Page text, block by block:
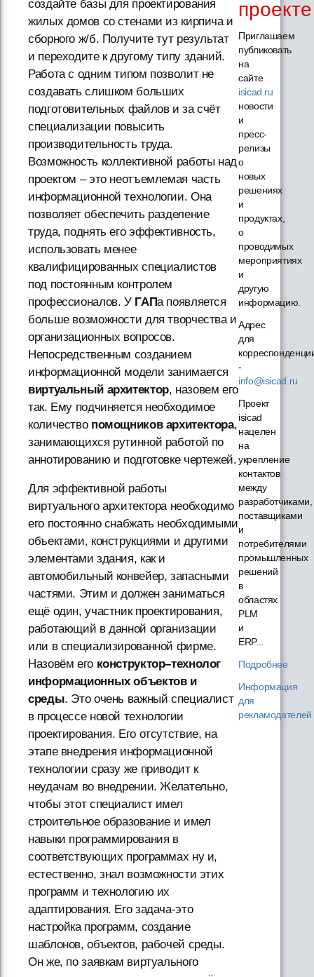
создайте базы для проектирования
жилых домов со стенами из кирпича и
сборного ж/б. Получите тут результат
и переходите к другому типу зданий.
Работа с одним типом позволит не
создавать слишком больших
подготовительных файлов и за счёт
специализации повысить
производительность труда.
Возможность коллективной работы над
проектом – это неотъемлемая часть
информационной технологии. Она
позволяет обеспечить разделение
труда, поднять его эффективность,
использовать менее
квалифицированных специалистов
под постоянным контролем
профессионалов. У ГАПа появляется
больше возможности для творчества и
организационных вопросов.
Непосредственным созданием
информационной модели занимается
виртуальный архитектор, назовем его
так. Ему подчиняется необходимое
количество помощников архитектора,
занимающихся рутинной работой по
аннотированию и подготовке чертежей.
Для эффективной работы
виртуального архитектора необходимо
его постоянно снабжать необходимыми
объектами, конструкциями и другими
элементами здания, как и
автомобильный конвейер, запасными
частями. Этим и должен заниматься
ещё один, участник проектирования,
работающий в данной организации
или в специализированной фирме.
Назовём его конструктор–технолог
информационных объектов и
среды. Это очень важный специалист
в процессе новой технологии
проектирования. Его отсутствие, на
этапе внедрения информационной
технологии сразу же приводит к
неудачам во внедрении. Желательно,
чтобы этот специалист имел
строительное образование и имел
навыки программирования в
соответствующих программах ну и,
естественно, знал возможности этих
программ и технологию их
адаптирования. Его задача-это
настройка программ, создание
шаблонов, объектов, рабочей среды.
Он же, по заявкам виртуального
проекте
Приглашаем
публиковать
на
сайте
isicad.ru
новости
и
пресс-
релизы
о
новых
решениях
и
продуктах,
о
проводимых
мероприятиях
и
другую
информацию.
Адрес
для
-
info@isicad.ru
Проект
isicad
нацелен
на
укрепление
контактов
между
разработчиками,
поставщиками
и
потребителями
промышленных
решений
в
областях
PLM
и
ERP...
Подробнее
Информация
для
рекламодателей